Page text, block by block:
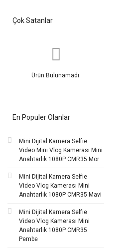
Çok Satanlar
Ürün Bulunamadı.
En Populer Olanlar
Mini Dijital Kamera Selfie
Video Mini Vlog Kamerası Mini
Anahtarlık 1080P CMR35 Mor
Mini Dijital Kamera Selfie
Video Vlog Kamerası Mini
Anahtarlık 1080P CMR35 Mavi
Mini Dijital Kamera Selfie
Video Vlog Kamerası Mini
Anahtarlık 1080P CMR35
Pembe